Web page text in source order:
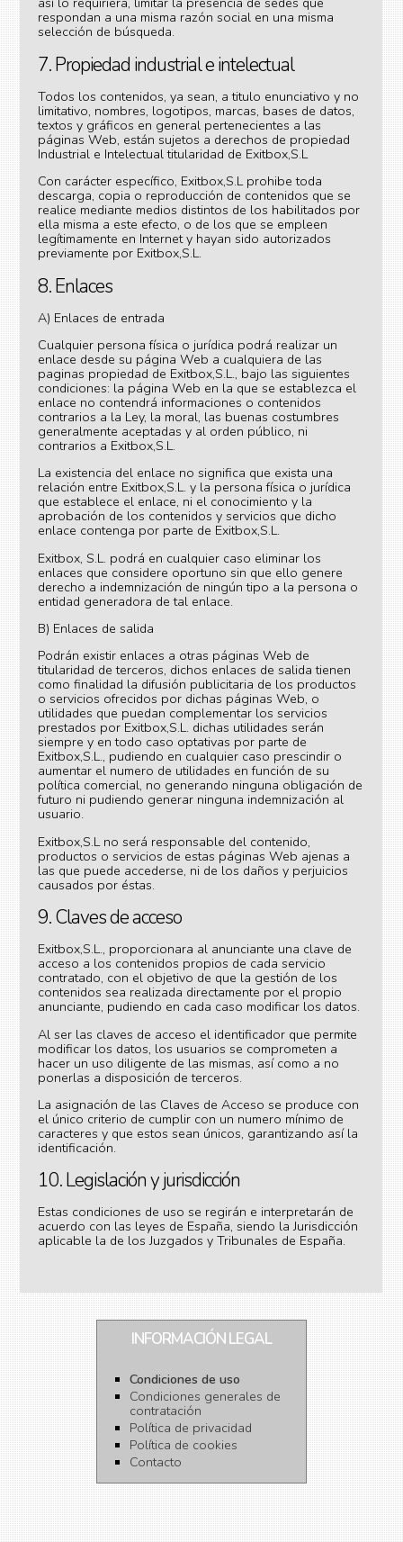
así lo requiriera, limitar la presencia de sedes que
respondan a una misma razón social en una misma
selección de búsqueda.
7. Propiedad industrial e intelectual
Todos los contenidos, ya sean, a titulo enunciativo y no
limitativo, nombres, logotipos, marcas, bases de datos,
textos y gráficos en general pertenecientes a las
páginas Web, están sujetos a derechos de propiedad
Industrial e Intelectual titularidad de Exitbox,S.L
Con carácter específico, Exitbox,S.L prohibe toda
descarga, copia o reproducción de contenidos que se
realice mediante medios distintos de los habilitados por
ella misma a este efecto, o de los que se empleen
legítimamente en Internet y hayan sido autorizados
previamente por Exitbox,S.L.
8. Enlaces
A) Enlaces de entrada
Cualquier persona física o jurídica podrá realizar un
enlace desde su página Web a cualquiera de las
paginas propiedad de Exitbox,S.L., bajo las siguientes
condiciones: la página Web en la que se establezca el
enlace no contendrá informaciones o contenidos
contrarios a la Ley, la moral, las buenas costumbres
generalmente aceptadas y al orden público, ni
contrarios a Exitbox,S.L.
La existencia del enlace no significa que exista una
relación entre Exitbox,S.L. y la persona física o jurídica
que establece el enlace, ni el conocimiento y la
aprobación de los contenidos y servicios que dicho
enlace contenga por parte de Exitbox,S.L.
Exitbox, S.L. podrá en cualquier caso eliminar los
enlaces que considere oportuno sin que ello genere
derecho a indemnización de ningún tipo a la persona o
entidad generadora de tal enlace.
B) Enlaces de salida
Podrán existir enlaces a otras páginas Web de
titularidad de terceros, dichos enlaces de salida tienen
como finalidad la difusión publicitaria de los productos
o servicios ofrecidos por dichas páginas Web, o
utilidades que puedan complementar los servicios
prestados por Exitbox,S.L. dichas utilidades serán
siempre y en todo caso optativas por parte de
Exitbox,S.L., pudiendo en cualquier caso prescindir o
aumentar el numero de utilidades en función de su
política comercial, no generando ninguna obligación de
futuro ni pudiendo generar ninguna indemnización al
usuario.
Exitbox,S.L no será responsable del contenido,
productos o servicios de estas páginas Web ajenas a
las que puede accederse, ni de los daños y perjuicios
causados por éstas.
9. Claves de acceso
Exitbox,S.L., proporcionara al anunciante una clave de
acceso a los contenidos propios de cada servicio
contratado, con el objetivo de que la gestión de los
contenidos sea realizada directamente por el propio
anunciante, pudiendo en cada caso modificar los datos.
Al ser las claves de acceso el identificador que permite
modificar los datos, los usuarios se comprometen a
hacer un uso diligente de las mismas, así como a no
ponerlas a disposición de terceros.
La asignación de las Claves de Acceso se produce con
el único criterio de cumplir con un numero mínimo de
caracteres y que estos sean únicos, garantizando así la
identificación.
10. Legislación y jurisdicción
Estas condiciones de uso se regirán e interpretarán de
acuerdo con las leyes de España, siendo la Jurisdicción
aplicable la de los Juzgados y Tribunales de España.
INFORMACIÓN LEGAL
Condiciones de uso
Condiciones generales de
contratación
Política de privacidad
Política de cookies
Contacto